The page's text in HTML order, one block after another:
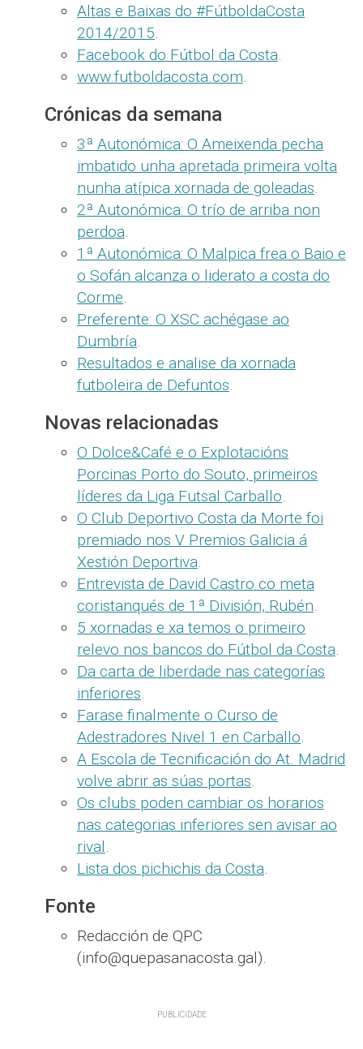
Altas e Baixas do #FútboldaCosta
2014/2015.
Facebook do Fútbol da Costa.
www.futboldacosta.com.
Crónicas da semana
3ª Autonómica: O Ameixenda pecha
imbatido unha apretada primeira volta
nunha atípica xornada de goleadas.
2ª Autonómica: O trío de arriba non
perdoa.
1ª Autonómica: O Malpica frea o Baio e
o Sofán alcanza o liderato a costa do
Corme.
Preferente: O XSC achégase ao
Dumbría.
Resultados e analise da xornada
futboleira de Defuntos.
Novas relacionadas
O Dolce&Café e o Explotacións
Porcinas Porto do Souto, primeiros
líderes da Liga Futsal Carballo.
O Club Deportivo Costa da Morte foi
premiado nos V Premios Galicia á
Xestión Deportiva.
Entrevista de David Castro co meta
coristanqués de 1ª División, Rubén.
5 xornadas e xa temos o primeiro
relevo nos bancos do Fútbol da Costa.
Da carta de liberdade nas categorías
inferiores.
Farase finalmente o Curso de
Adestradores Nivel 1 en Carballo.
A Escola de Tecnificación do At. Madrid
volve abrir as súas portas.
Os clubs poden cambiar os horarios
nas categorias inferiores sen avisar ao
rival.
Lista dos pichichis da Costa.
Fonte
Redacción de QPC
(info@quepasanacosta.gal).